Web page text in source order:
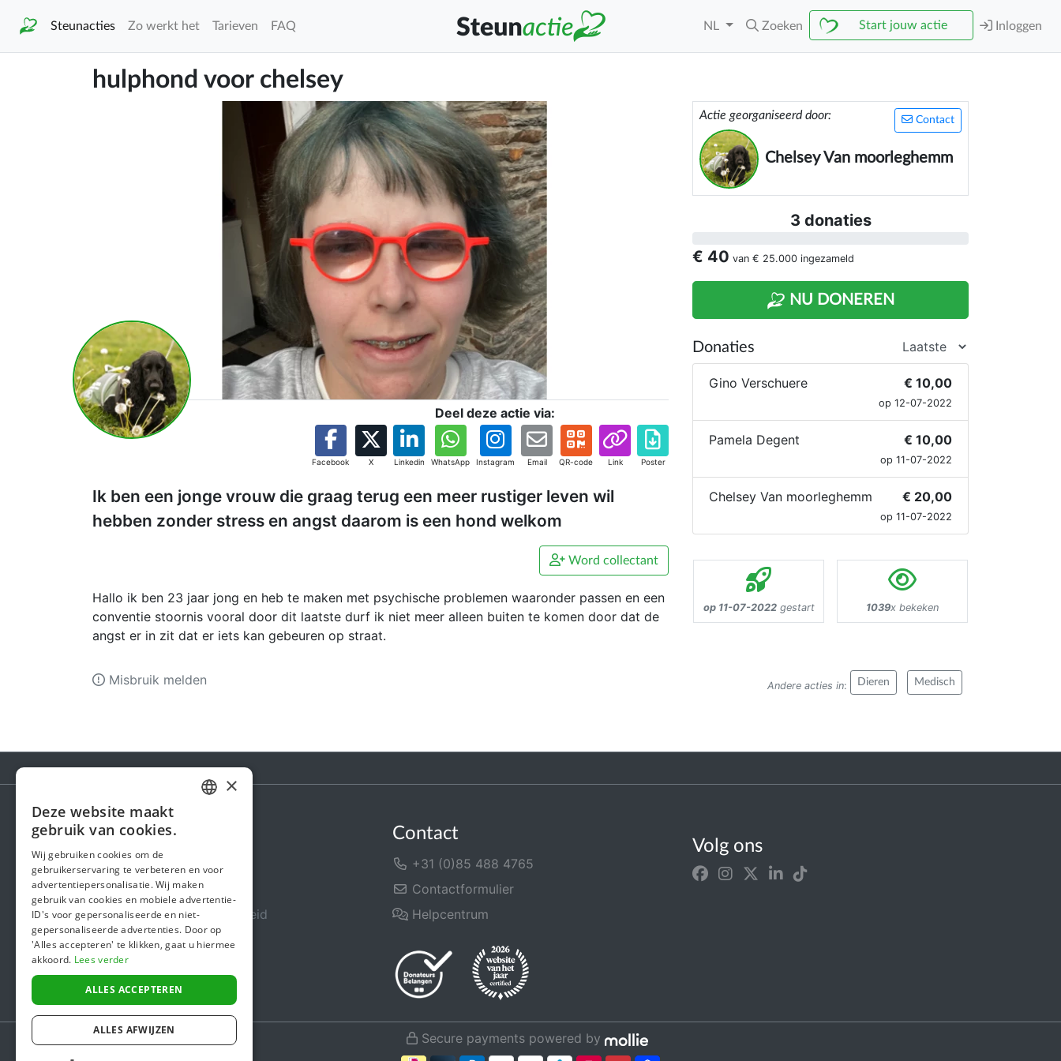
Steunacties Zo werkt het Tarieven FAQ NL Zoeken Start jouw actie Inloggen
hulphond voor chelsey
Deel deze actie via:
Facebook X Linkedin WhatsApp Instagram Email QR-code Link Poster
Ik ben een jonge vrouw die graag terug een meer rustiger leven wil
hebben zonder stress en angst daarom is een hond welkom
Word collectant
Hallo ik ben 23 jaar jong en heb te maken met psychische problemen waaronder passen en een
conventie stoornis vooral door dit laatste durf ik niet meer alleen buiten te komen door dat de
angst er in zit dat er iets kan gebeuren op straat.
Contact
Actie georganiseerd door:
Chelsey Van moorleghemm
3 donaties
€ 40 van € 25.000 ingezameld
NU DONEREN
Donaties
Gino Verschuere € 10,00
op 12-07-2022
Pamela Degent € 10,00
op 11-07-2022
Chelsey Van moorleghemm € 20,00
op 11-07-2022
op 11-07-2022gestart 1039x bekeken
Andere acties in: Dieren Medisch
Misbruik melden
Steunactie
Over ons
In de media
Veiligheid & Betrouwbaarheid
Algemene voorwaarden
Privacybeleid
Cookiebeleid
Contact
+31 (0)85 488 4765
Contactformulier
Helpcentrum
Volg ons
Secure payments powered by
ENGLISH
×
Deze website maakt
gebruik van cookies.
Wij gebruiken cookies om de
gebruikerservaring te verbeteren en voor
advertentiepersonalisatie. Wij maken
gebruik van cookies en mobiele advertentie-
ID's voor gepersonaliseerde en niet-
gepersonaliseerde advertenties. Door op
'Alles accepteren' te klikken, gaat u hiermee
akkoord. Lees verder
ALLES ACCEPTEREN
ALLES AFWIJZEN